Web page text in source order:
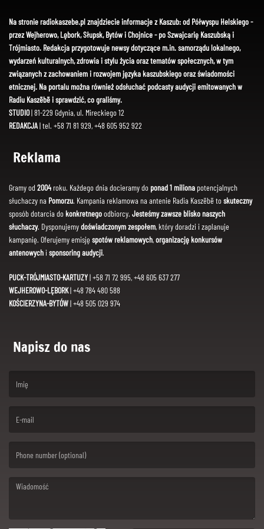
Na stronie radiokaszebe.pl znajdziecie informacje z Kaszub: od Półwyspu Helskiego -
przez Wejherowo, Lębork, Słupsk, Bytów i Chojnice - po Szwajcarię Kaszubską i
Trójmiasto. Redakcja przygotowuje newsy dotyczące m.in. samorządu lokalnego,
wydarzeń kulturalnych, zdrowia i stylu życia oraz tematów społecznych, w tym
związanych z zachowaniem i rozwojem języka kaszubskiego oraz świadomości
etnicznej. Na portalu można również odsłuchać podcasty audycji emitowanych w
Radiu Kaszëbë i sprawdzić, co graliśmy.
STUDIO| 81-229 Gdynia, ul. Mireckiego 12
REDAKCJA| tel. +58 71 81 929, +48 605 952 922
Reklama
Gramy od 2004roku. Każdego dnia docieramy do ponad 1 miliona potencjalnych
słuchaczy na Pomorzu. Kampania reklamowa na antenie Radia Kaszëbë toskuteczny
sposób dotarcia dokonkretnegoodbiorcy. Jesteśmy zawsze blisko naszych
słuchaczy. Dysponujemydoświadczonym zespołem, który doradzi i zaplanuje
kampanię. Oferujemy emisję spotów reklamowych,organizację konkursów
antenowychi sponsoring audycji.
PUCK-TRÓJMIASTO-KARTUZY| +58 71 72 995, +48 605 637 277
WEJHEROWO-LĘBORK| +48 784 480 588
KOŚCIERZYNA-BYTÓW| +48 505 029 974
Napisz do nas